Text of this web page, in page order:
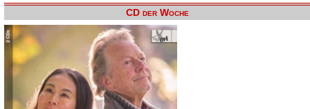
CD der Woche